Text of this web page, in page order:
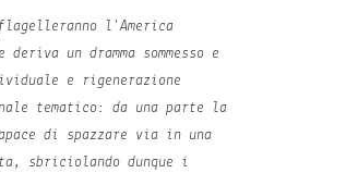
l'America
un dramma sommesso e
e rigenerazione
tematico: da una parte la
di spazzare via in una
sbriciolando dunque i